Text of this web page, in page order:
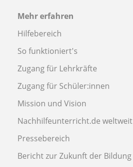
Mehr erfahren
Hilfebereich
So funktioniert's
Zugang für Lehrkräfte
Zugang für Schüler:innen
Mission und Vision
Nachhilfeunterricht.de weltweit
Pressebereich
Bericht zur Zukunft der Bildung